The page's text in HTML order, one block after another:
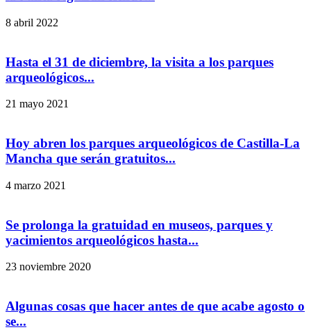
8 abril 2022
Hasta el 31 de diciembre, la visita a los parques
arqueológicos...
21 mayo 2021
Hoy abren los parques arqueológicos de Castilla-La
Mancha que serán gratuitos...
4 marzo 2021
Se prolonga la gratuidad en museos, parques y
yacimientos arqueológicos hasta...
23 noviembre 2020
Algunas cosas que hacer antes de que acabe agosto o
se...